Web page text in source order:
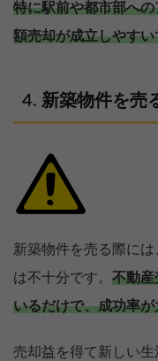
特に駅前や都市部へ
額売却が成立しやすい
新築物件を売
新築物件を売る際に
は不十分です。 不動産
いるだけで、成功率
売却益を得て新しい